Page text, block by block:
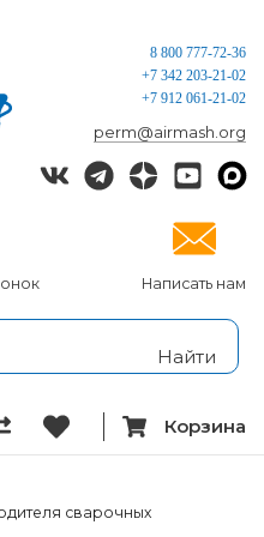
Написать нам
8 800 777-72-36
+7 342 203-21-02
+7 912 061-21-02
perm@airmash.org
Корзина
сварочных